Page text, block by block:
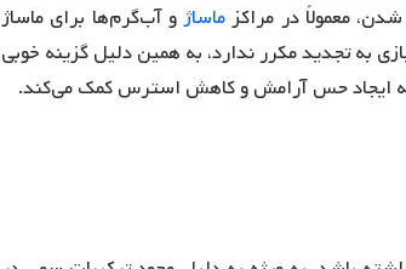
معمولاً در مراکزماساژو آب‌گرم‌ها برای ماساژ
به تجدید مکرر ندارد، به همین دلیل گزینه خوبی
به ایجاد حس آرامش و کاهش استرس کمک می‌کند.